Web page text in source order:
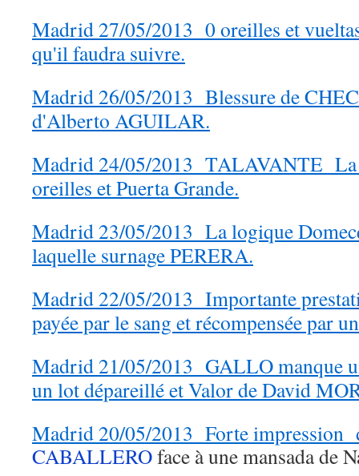
Madrid 27/05/2013 0 oreilles et
qu'il faudra suivre.
Madrid 26/05/2013 Blessure de
d'Alberto AGUILAR.
Madrid 24/05/2013 TALAVANTE La
oreilles et Puerta Grande.
Madrid 23/05/2013 La logique
laquelle surnage PERERA.
Madrid 22/05/2013 Importante
payée par le sang et récompensée par
Madrid 21/05/2013 GALLO manque
un lot dépareillé et Valor de David
Madrid 20/05/2013 Forte impression
CABALLEROface à une mansada de